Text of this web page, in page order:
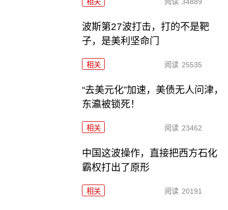
波斯第27波打击，打的不是靶
子，是美利坚命门
相关 阅读 25535
“去美元化”加速，美债无人问津，
东瀛被锁死！
相关 阅读 23462
中国这波操作，直接把西方石化
霸权打出了原形
相关 阅读 20191